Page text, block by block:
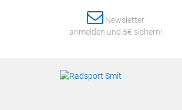
Newsletter
anmelden und 5€ sichern!